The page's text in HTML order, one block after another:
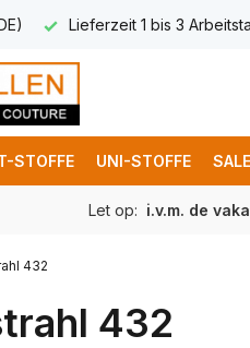
Lieferzeit 1 bis 3
STOFFE UNI-STOFFE
Let op: i.v.m. de
432
432